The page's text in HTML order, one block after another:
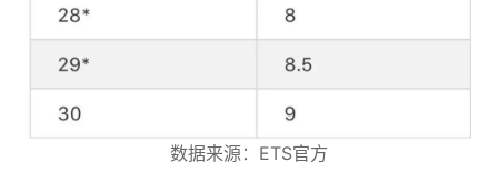
数据来源：ETS官方